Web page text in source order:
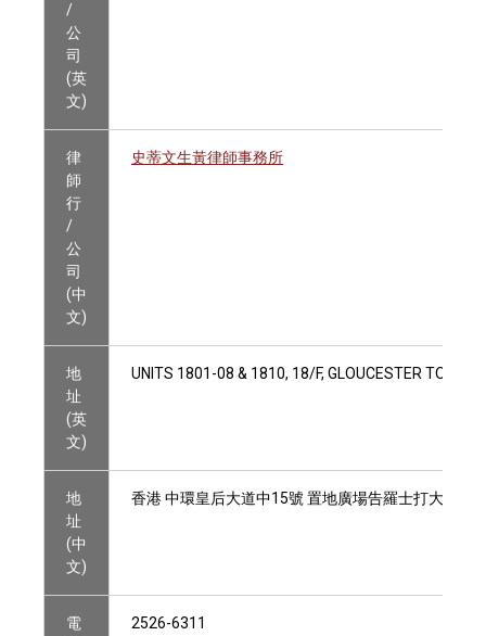
/
公
司
(英
文)
律
師
行
/
公
司
(中
文)
史蒂文生黃律師事務所
地
址
(英
文)
UNITS 1801-08 & 1810, 18/F, GLOUCESTER
地
址
(中
文)
香港 中環皇后大道中15號 置地廣場告羅士打大廈18
電
2526-6311